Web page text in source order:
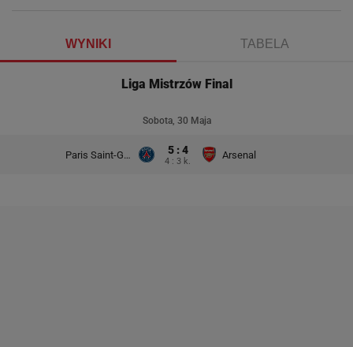
WYNIKI TABELA
Liga Mistrzów Final
Sobota, 30 Maja
Paris Saint-Germain 5 : 4
4 : 3 k.
Arsenal